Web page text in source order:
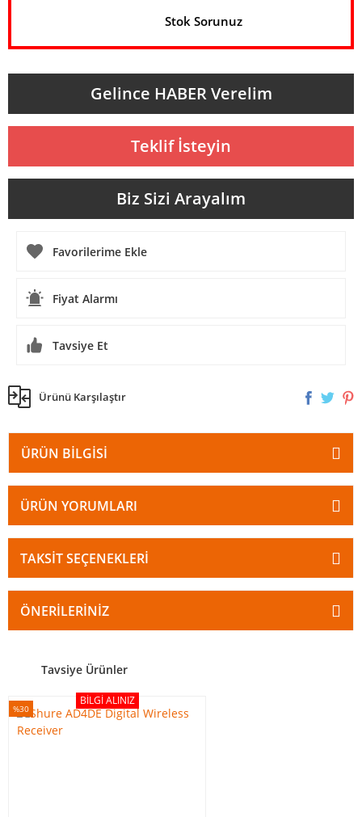
Stok Sorunuz
Gelince HABER Verelim
Teklif İsteyin
Biz Sizi Arayalım
Fiyat Alarmı
Tavsiye Et
Ürünü Karşılaştır
ÜRÜN BILGISI
ÜRÜN YORUMLARI
TAKSIT SEÇENEKLERI
ÖNERILERINIZ
Tavsiye Ürünler
BILGI ALINIZ
%30